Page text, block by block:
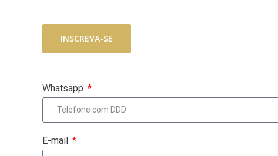
INSCREVA-SE
Whatsapp
E-mail